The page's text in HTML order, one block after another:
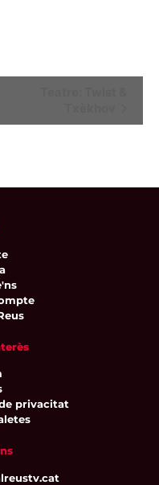
privacitat